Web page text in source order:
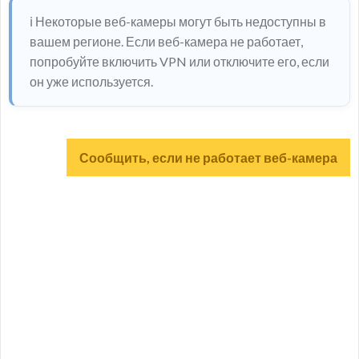
ℹ️ Некоторые веб-камеры могут быть недоступны в
вашем регионе. Если веб-камера не работает,
попробуйте включить VPN или отключите его, если
он уже используется.
Сообщить, если не работает веб-камера